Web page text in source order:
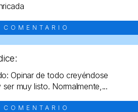
COMENTARIO
Opinar de todo creyéndose
muy listo. Normalmente,...
COMENTARIO